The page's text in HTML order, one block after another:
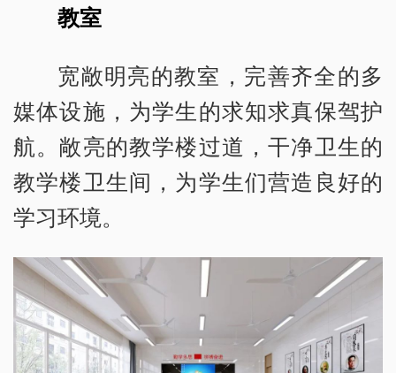
教室
宽敞明亮的教室，完善齐全的多
媒体设施，为学生的求知求真保驾护
航。敞亮的教学楼过道，干净卫生的
教学楼卫生间，为学生们营造良好的
学习环境。